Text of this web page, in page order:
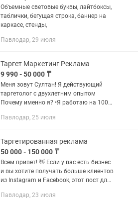
Объемные световые буквы, лайтбоксы,
таблички, бегущая строка, баннер на
каркасе, стенды,
Павлодар, 29 июля
Таргет Маркетинг Реклама
9 990 - 50 000 ₸
Меня зовут Султан! Я действующий
таргетолог с двухлетним опытом
Почему именно я? •Я работаю на 100%
честность •Всегда на связи •Если
Павлодар, 25 июля
Таргетированная реклама
50 000 - 150 000 ₸
Всем привет! 👋 Если у вас есть бизнес
и вы хотите получать больше клиентов
из Instagram и Facebook, этот пост для
помогаю бизнесу перестать сливать
Павлодар, 23 июля